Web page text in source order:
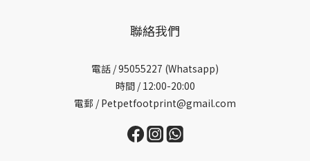
聯絡我們
電話 /95055227 (Whatsapp)
時間 / 12:00-20:00
電郵 / Petpetfootprint@gmail.com